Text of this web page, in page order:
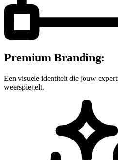
Premium Branding:
Een visuele identiteit die jouw
weerspiegelt.